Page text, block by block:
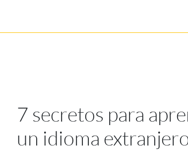
7 secretos para
un idioma